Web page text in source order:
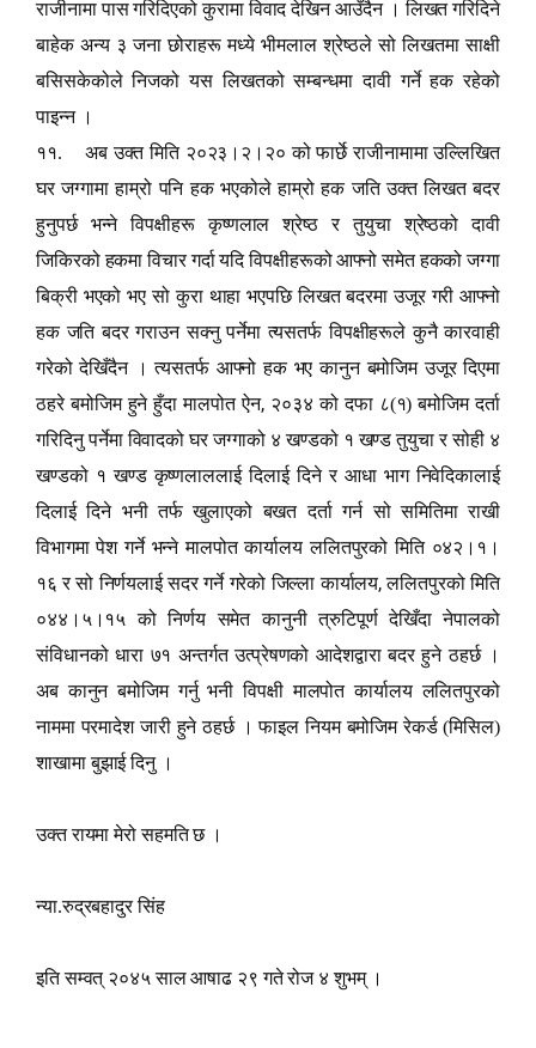
राजीनामा पास गरिदिएको कुरामा विवाद देखिन आउँदैन । लिखत गरिदिने
बाहेक अन्य ३ जना छोराहरू मध्ये भीमलाल श्रेष्ठले सो लिखतमा साक्षी
बसिसकेकोले निजको यस लिखतको सम्बन्धमा दावी गर्ने हक रहेको
पाइन्न ।
११. अब उक्त मिति २०२३।२।२० को फार्छे राजीनामामा उल्लिखित
घर जग्गामा हाम्रो पनि हक भएकोले हाम्रो हक जति उक्त लिखत बदर
हुनुपर्छ भन्ने विपक्षीहरू कृष्णलाल श्रेष्ठ र तुयुचा श्रेष्ठको दावी
जिकिरको हकमा विचार गर्दा यदि विपक्षीहरूको आफ्नो समेत हकको जग्गा
बिक्री भएको भए सो कुरा थाहा भएपछि लिखत बदरमा उजूर गरी आफ्नो
हक जति बदर गराउन सक्नु पर्नेमा त्यसतर्फ विपक्षीहरूले कुनै कारवाही
गरेको देखिँदैन । त्यसतर्फ आफ्नो हक भए कानुन बमोजिम उजूर दिएमा
ठहरे बमोजिम हुने हुँदा मालपोत ऐन, २०३४ को दफा ८(१) बमोजिम दर्ता
गरिदिनु पर्नेमा विवादको घर जग्गाको ४ खण्डको १ खण्ड तुयुचा र सोही ४
खण्डको १ खण्ड कृष्णलाललाई दिलाई दिने र आधा भाग निवेदिकालाई
दिलाई दिने भनी तर्फ खुलाएको बखत दर्ता गर्न सो समितिमा राखी
विभागमा पेश गर्ने भन्ने मालपोत कार्यालय ललितपुरको मिति ०४२।१।
१६ र सो निर्णयलाई सदर गर्ने गरेको जिल्ला कार्यालय,ललितपुरको मिति
०४४।५।१५ को निर्णय समेत कानुनी त्रुटिपूर्ण देखिँदा नेपालको
संविधानको धारा ७१ अन्तर्गत उत्प्रेषणको आदेशद्वारा बदर हुने ठहर्छ ।
अब कानुन बमोजिम गर्नु भनी विपक्षी मालपोत कार्यालय ललितपुरको
नाममा परमादेश जारी हुने ठहर्छ । फाइल नियम बमोजिम रेकर्ड (मिसिल)
शाखामा बुझाई दिनु ।
उक्त रायमा मेरो सहमति छ ।
न्या.रुद्रबहादुर सिंह
इति सम्वत् २०४५ साल आषाढ २९ गते रोज ४ शुभम् ।